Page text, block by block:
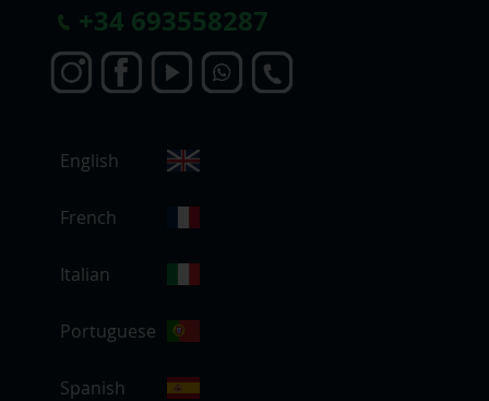
+34 693558287
English
French
Italian
Portuguese
Spanish